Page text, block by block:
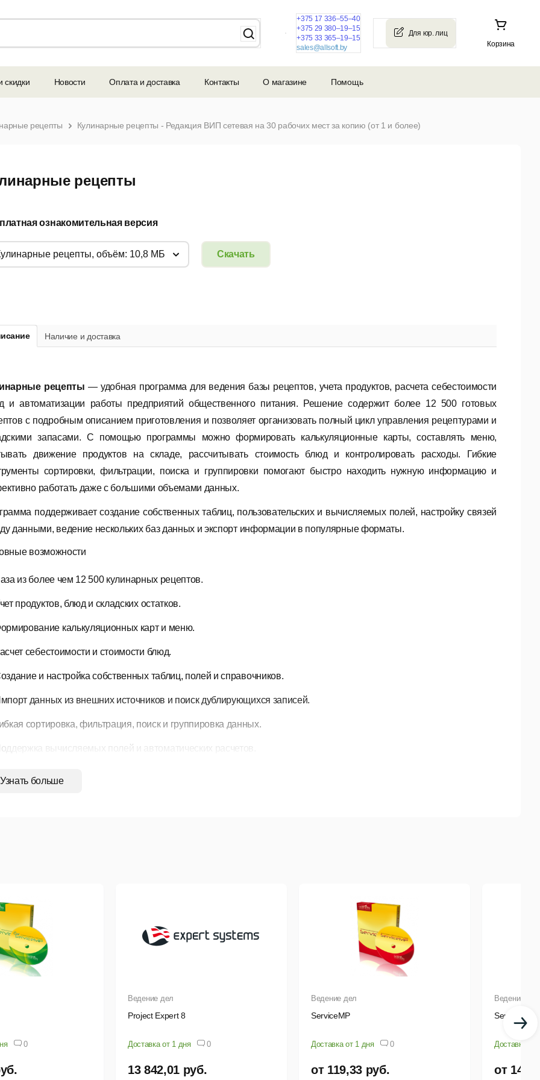
Корзина
+375 17 336–55–40
+375 29 380–19–15
+375 33 365–19–15
sales@allsoft.by
скидки Новости Оплата и доставка Контакты О магазине Помощь
рецепты Кулинарные рецепты - Редакция ВИП сетевая на 30 рабочих мест за копию (от 1 и более)
рецепты
ознакомительная версия
Скачать
Кулинарные рецепты, объём: 10,8 МБ
Наличие и доставка
рецепты — удобная программа для ведения базы рецептов, учета продуктов, расчета себестоимости
и автоматизации работы предприятий общественного питания. Решение содержит более 12 500 готовых
с подробным описанием приготовления и позволяет организовать полный цикл управления рецептурами и
запасами. С помощью программы можно формировать калькуляционные карты, составлять меню,
движение продуктов на складе, рассчитывать стоимость блюд и контролировать расходы.
Гибкие
сортировки, фильтрации, поиска и группировки помогают быстро находить нужную информацию и
работать даже с большими объемами данных.
поддерживает создание собственных таблиц, пользовательских и вычисляемых полей, настройку связей
данными, ведение нескольких баз данных и экспорт информации в популярные форматы.
возможности
из более чем 12 500 кулинарных рецептов.
продуктов, блюд и складских остатков.
калькуляционных карт и меню.
себестоимости и стоимости блюд.
и настройка собственных таблиц, полей и справочников.
данных из внешних источников и поиск дублирующихся записей.
сортировка, фильтрация, поиск и группировка данных.
полей
подойдет для кафе, ресторанов, столовых, кулинарных производств, а также для всех, кто хочет удобно
рецепты, продукты автоматизировать приготовлении блюд.
Узнать больше
0
Ведение дел
Project Expert 8
Доставка от 1 дня 0
13 842,01 руб.
Ведение дел
ServiceMP
Доставка от 1 дня 0
от 119,33 руб.
Ведение дел
ServiceMY
Доставка от
от